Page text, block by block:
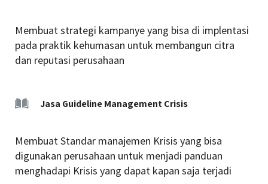
Membuat strategi kampanye yang bisa di implentasi
pada praktik kehumasan untuk membangun citra
dan reputasi perusahaan
Jasa Guideline Management Crisis
Membuat Standar manajemen Krisis yang bisa
digunakan perusahaan untuk menjadi panduan
menghadapi Krisis yang dapat kapan saja terjadi